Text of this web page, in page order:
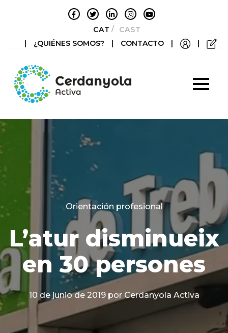
CATALÀCASTELLANO
|
¿QUIÉNES SOMOS? | CONTACTO | |
Categories
Orientación profesional
L’atur disminueix
en 30 persones
10 de junio de 2019 por Cerdanyola Activa